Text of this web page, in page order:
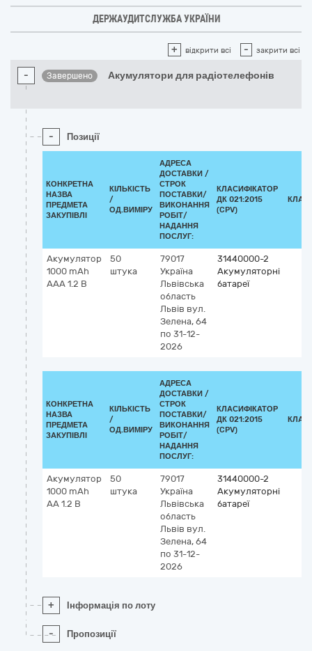
ДЕРЖАУДИТСЛУЖБА УКРАЇНИ
+ відкрити всі - закрити всі
- Завершено Акумулятори для радіотелефонів
- Позиції
КОНКРЕТНА
НАЗВА
ПРЕДМЕТА
ЗАКУПІВЛІ
КІЛЬКІСТЬ
/
ОД.ВИМІРУ
АДРЕСА
ДОСТАВКИ /
СТРОК
ПОСТАВКИ/
ВИКОНАННЯ
РОБІТ/
НАДАННЯ
ПОСЛУГ:
КЛАСИФІКАТОР
ДК 021:2015
(CPV)
Акумулятор
1000 mAh
ААА 1.2 В
50
штука
79017
Україна
Львівська
область
Львів вул.
Зелена, 64
по 31-12-
2026
31440000-2
Акумуляторні
батареї
КОНКРЕТНА
НАЗВА
ПРЕДМЕТА
ЗАКУПІВЛІ
КІЛЬКІСТЬ
/
ОД.ВИМІРУ
АДРЕСА
ДОСТАВКИ /
СТРОК
ПОСТАВКИ/
ВИКОНАННЯ
РОБІТ/
НАДАННЯ
ПОСЛУГ:
КЛАСИФІКАТОР
ДК 021:2015
(CPV)
Акумулятор
1000 mAh
АА 1.2 В
50
штука
79017
Україна
Львівська
область
Львів вул.
Зелена, 64
по 31-12-
2026
31440000-2
Акумуляторні
батареї
+ Інформація по лоту
- Пропозиції